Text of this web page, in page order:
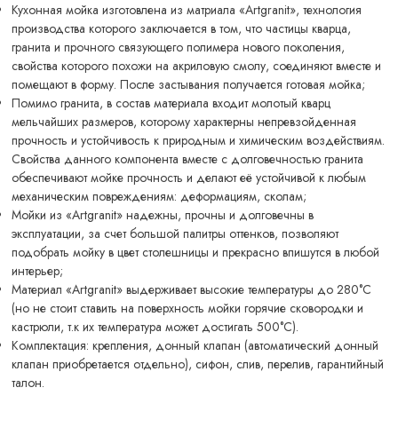
Кухонная мойка изготовлена из матриала «Artgranit», технология
производства которого заключается в том, что частицы кварца,
гранита и прочного связующего полимера нового поколения,
свойства которого похожи на акриловую смолу, соединяют вместе и
помещают в форму. После застывания получается готовая мойка;
Помимо гранита, в состав материала входит молотый кварц
мельчайших размеров, которому характерны непревзойденная
прочность и устойчивость к природным и химическим воздействиям.
Свойства данного компонента вместе с долговечностью гранита
обеспечивают мойке прочность и делают её устойчивой к любым
механическим повреждениям: деформациям, сколам;
Мойки из «Artgranit» надежны, прочны и долговечны в
эксплуатации, за счет большой палитры оттенков, позволяют
подобрать мойку в цвет столешницы и прекрасно впишутся в любой
интерьер;
Материал «Artgranit» выдерживает высокие температуры до 280°С
(но не стоит ставить на поверхность мойки горячие сковородки и
кастрюли, т.к их температура может достигать 500°С).
Комплектация: крепления, донный клапан (автоматический донный
клапан приобретается отдельно), сифон, слив, перелив, гарантийный
талон.